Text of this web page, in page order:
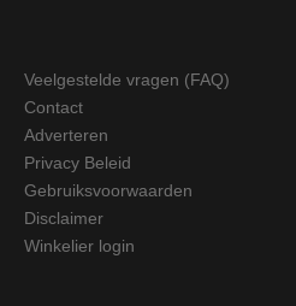
Veelgestelde vragen (FAQ)
Contact
Adverteren
Privacy Beleid
Gebruiksvoorwaarden
Disclaimer
Winkelier login